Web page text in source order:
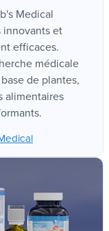
Medical
innovants et
efficaces.
médicale
de plantes,
alimentaires